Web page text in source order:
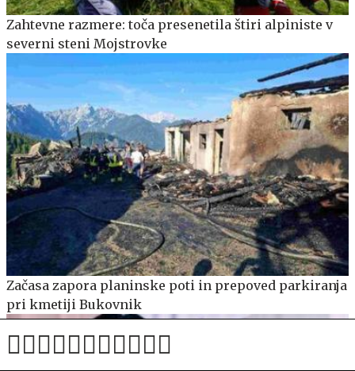
Zahtevne razmere: toča presenetila štiri alpiniste v
severni steni Mojstrovke
Začasa zapora planinske poti in prepoved parkiranja
pri kmetiji Bukovnik